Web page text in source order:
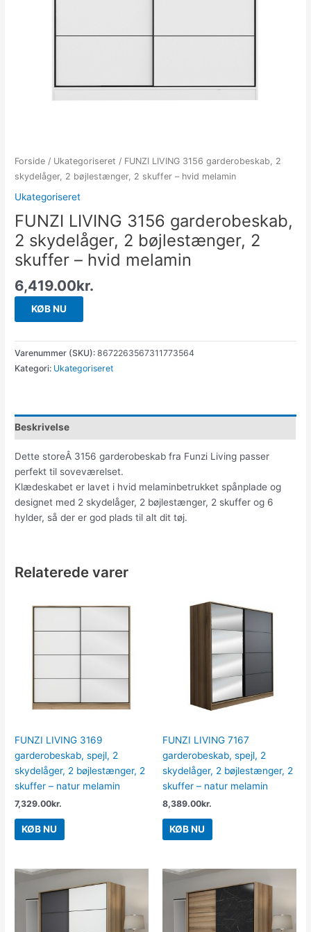
Forside / Ukategoriseret / FUNZI LIVING 3156 garderobeskab, 2
skydelåger, 2 bøjlestænger, 2 skuffer – hvid melamin
Ukategoriseret
FUNZI LIVING 3156 garderobeskab,
2 skydelåger, 2 bøjlestænger, 2
skuffer – hvid melamin
6,419.00kr.
KØB NU
Varenummer (SKU):8672263567311773564
Kategori: Ukategoriseret
Beskrivelse
Dette storeÂ 3156 garderobeskab fra Funzi Living passer
perfekt til soveværelset.
Klædeskabet er lavet i hvid melaminbetrukket spånplade og
designet med 2 skydelåger, 2 bøjlestænger, 2 skuffer og 6
hylder, så der er god plads til alt dit tøj.
Relaterede varer
FUNZI LIVING 3169
garderobeskab, spejl, 2
skydelåger, 2 bøjlestænger, 2
skuffer – natur melamin
7,329.00kr.
KØB NU
FUNZI LIVING 7167
garderobeskab, spejl, 2
skydelåger, 2 bøjlestænger, 2
skuffer – natur melamin
8,389.00kr.
KØB NU